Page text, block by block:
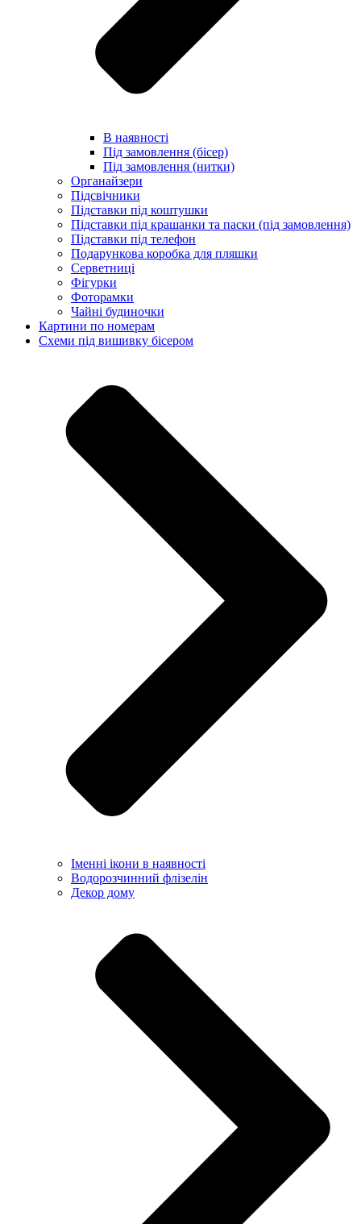
В наявності
Під замовлення (бісер)
Під замовлення (нитки)
Органайзери
Підсвічники
Підставки під коштушки
Підставки під крашанки та паски (під замовлення)
Підставки під телефон
Подарункова коробка для пляшки
Серветниці
Фігурки
Фоторамки
Чайні будиночки
Картини по номерам
Схеми під вишивку бісером
Іменні ікони в наявності
Водорозчинний флізелін
Декор дому